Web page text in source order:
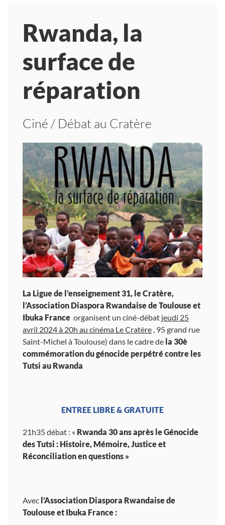
Rwanda, la
surface de
réparation
Ciné / Débat au Cratère
La Ligue de l’enseignement 31, le Cratère,
l’Association Diaspora Rwandaise de Toulouse et
Ibuka France organisent un ciné-débat jeudi 25
avril 2024 à 20h au cinéma Le Cratère , 95 grand rue
Saint-Michel à Toulouse) dans le cadre de la 30è
commémoration dugénocide perpétré contre les
Tutsi au Rwanda
ENTREE LIBRE & GRATUITE
21h35 débat : « Rwanda 30 ans après le Génocide
des Tutsi : Histoire, Mémoire, Justice et
Réconciliation en questions »
Avec l’Association Diaspora Rwandaise de
Toulouse et Ibuka France :